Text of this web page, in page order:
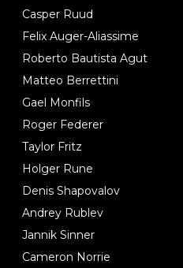
Casper Ruud
Felix Auger-Aliassime
Roberto Bautista Agut
Matteo Berrettini
Gael Monfils
Roger Federer
Taylor Fritz
Holger Rune
Denis Shapovalov
Andrey Rublev
Jannik Sinner
Cameron Norrie